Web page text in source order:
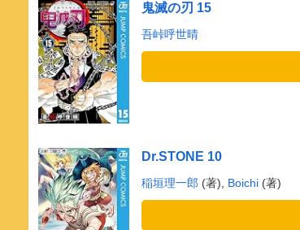
鬼滅の刃 15
吾峠呼世晴
Dr.STONE 10
稲垣理一郎 (著), Boichi(著)